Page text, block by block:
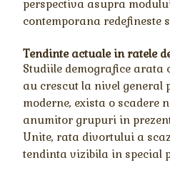
perspectiva asupra
contemporana redefineste
Tendinte actuale in ratele
Studiile demografice arata
au crescut la nivel general
moderne, exista o scadere
anumitor grupuri in
Unite, rata divortului a
tendinta vizibila in special